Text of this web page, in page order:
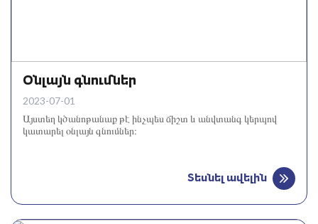
Օնլայն գնումներ
2023-07-01
Այստեղ կծանոթանաք թէ ինչպես ճիշտ և անվտանգ կերպով
կատարել օնլայն գնումներ։
Տեսնել ավելին